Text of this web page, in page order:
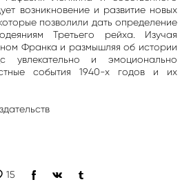
возникновение и развитие новых
позволили дать определение
Третьего рейха. Изучая
Франка и размышляя об истории
увлекательно и эмоционально
события 1940-х годов и их
15